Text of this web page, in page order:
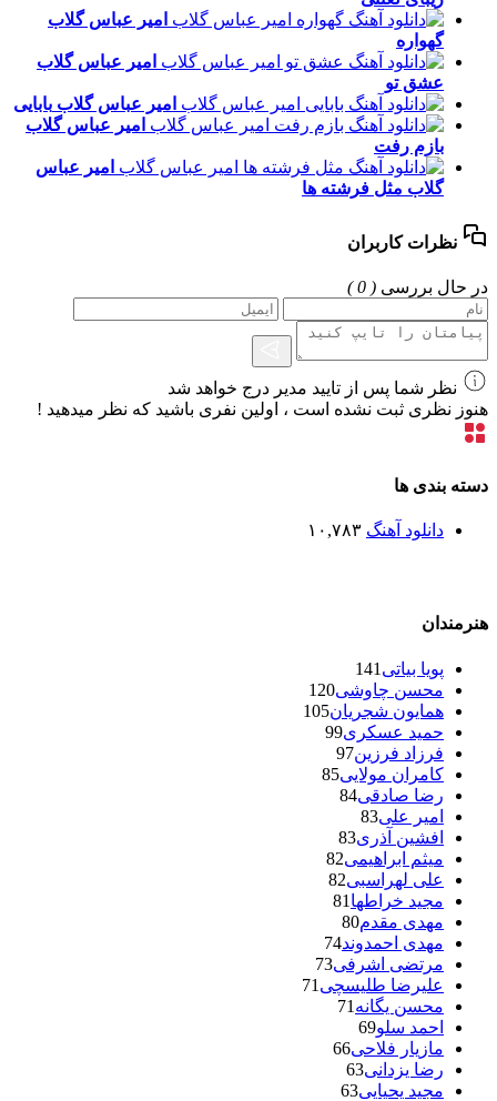
امیر عباس گلاب
گهواره
امیر عباس گلاب
عشق تو
امیر عباس گلاب بابایی
امیر عباس گلاب
بازم رفت
امیر عباس
گلاب مثل فرشته ها
نظرات کاربران
در حال بررسی ( 0 )
نظر شما پس از تایید مدیر درج خواهد شد
هنوز نظری ثبت نشده است ، اولین نفری باشید که نظر میدهید !
دسته بندی ها
دانلود آهنگ ۱۰,۷۸۳
هنرمندان
پویا بیاتی 141
محسن چاوشی120
همایون شجریان105
حمید عسکری99
فرزاد فرزین97
کامران مولایی85
رضا صادقی84
امیر علی83
افشین آذری83
میثم ابراهیمی82
علی لهراسبی82
مجید خراطها 81
مهدی مقدم80
مهدی احمدوند74
مرتضی اشرفی73
علیرضا طلیسچی 71
محسن یگانه 71
احمد سلو69
مازیار فلاحی66
رضا یزدانی63
مجید یحیایی63